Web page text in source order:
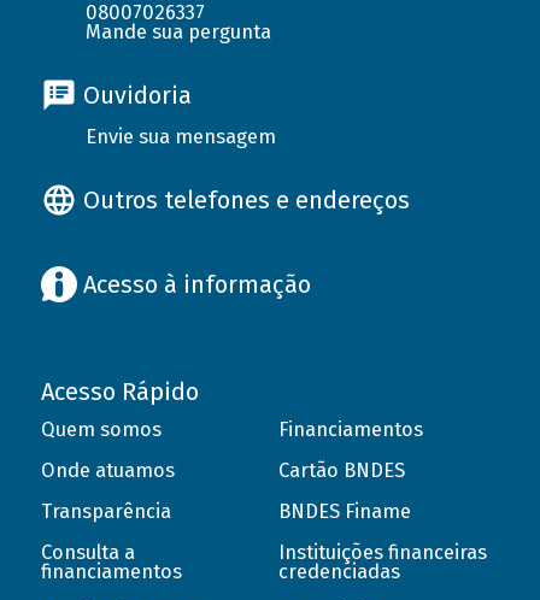
08007026337
Mande sua pergunta
Ouvidoria
Envie sua mensagem
Outros telefones e endereços
Acesso à informação
Acesso Rápido
Quem somos
Onde atuamos
Transparência
Consulta a
financiamentos
Financiamentos
Cartão BNDES
BNDES Finame
Instituições financeiras
credenciadas